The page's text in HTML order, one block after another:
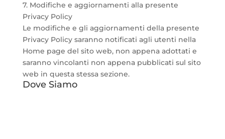
7. Modifiche e aggiornamenti alla presente
Privacy Policy
Le modifiche e gli aggiornamenti della presente
Privacy Policy saranno notificati agli utenti nella
Home page del sito web, non appena adottati e
saranno vincolanti non appena pubblicati sul sito
web in questa stessa sezione.
Dove Siamo